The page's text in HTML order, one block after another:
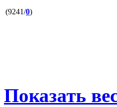
(9241/0)
Показать